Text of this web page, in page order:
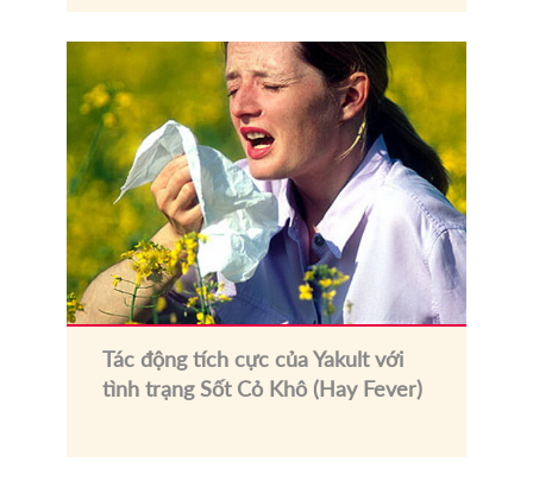
Tác động tích cực của Yakult với
tình trạng Sốt Cỏ Khô (Hay Fever)